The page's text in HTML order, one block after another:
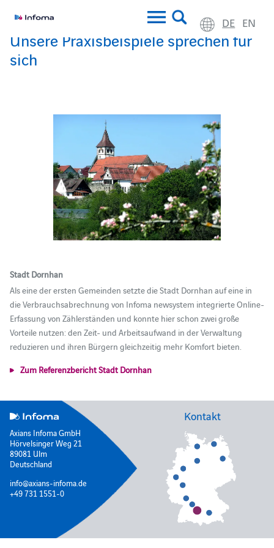
DE EN
Unsere Praxisbeispiele sprechen für
sich
Stadt Dornhan
Als eine der ersten Gemeinden setzte die Stadt Dornhan auf eine in
die Verbrauchsabrechnung von Infoma newsystem integrierte Online-
Erfassung von Zählerständen und konnte hier schon zwei große
Vorteile nutzen: den Zeit- und Arbeitsaufwand in der Verwaltung
reduzieren und ihren Bürgern gleichzeitig mehr Komfort bieten.
Zum Referenzbericht Stadt Dornhan
Axians Infoma GmbH
Hörvelsinger Weg 21
89081 Ulm
Deutschland
info@axians-infoma.de
+49 731 1551-0
Kontakt